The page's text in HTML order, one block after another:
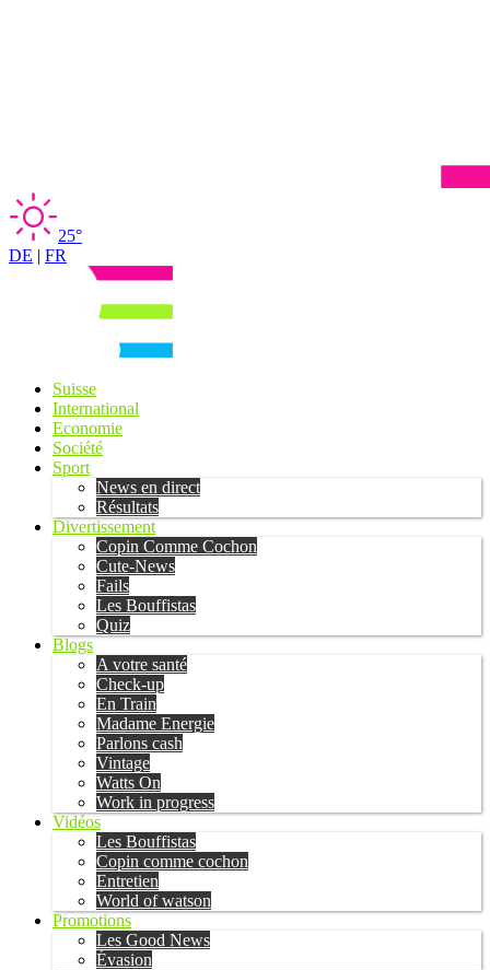
25°
DE | FR
Suisse
International
Economie
Société
Sport
News en direct
Résultats
Divertissement
Copin Comme Cochon
Cute-News
Fails
Les Bouffistas
Quiz
Blogs
A votre santé
Check-up
En Train
Madame Energie
Parlons cash
Vintage
Watts On
Work in progress
Vidéos
Les Bouffistas
Copin comme cochon
Entretien
World of watson
Promotions
Les Good News
Évasion